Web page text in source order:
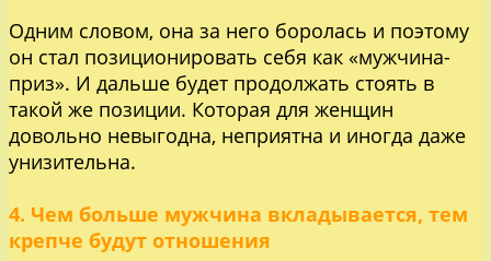
Одним словом, она за него боролась и поэтому
он стал позиционировать себя как «мужчина-
приз». И дальше будет продолжать стоять в
такой же позиции. Которая для женщин
довольно невыгодна, неприятна и иногда даже
унизительна.
4. Чем больше мужчина вкладывается, тем
крепче будут отношения